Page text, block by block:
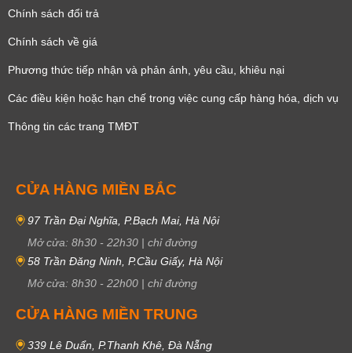
Chính sách đổi trả
Chính sách về giá
Phương thức tiếp nhận và phản ánh, yêu cầu, khiêu nại
Các điều kiện hoặc hạn chế trong việc cung cấp hàng hóa, dịch vụ
Thông tin các trang TMĐT
CỬA HÀNG MIỀN BẮC
97 Trần Đại Nghĩa, P.Bạch Mai, Hà Nội
Mở cửa: 8h30 - 22h30 | chỉ đường
58 Trần Đăng Ninh, P.Cầu Giấy, Hà Nội
Mở cửa: 8h30 - 22h00 | chỉ đường
CỬA HÀNG MIỀN TRUNG
339 Lê Duẩn, P.Thanh Khê, Đà Nẵng